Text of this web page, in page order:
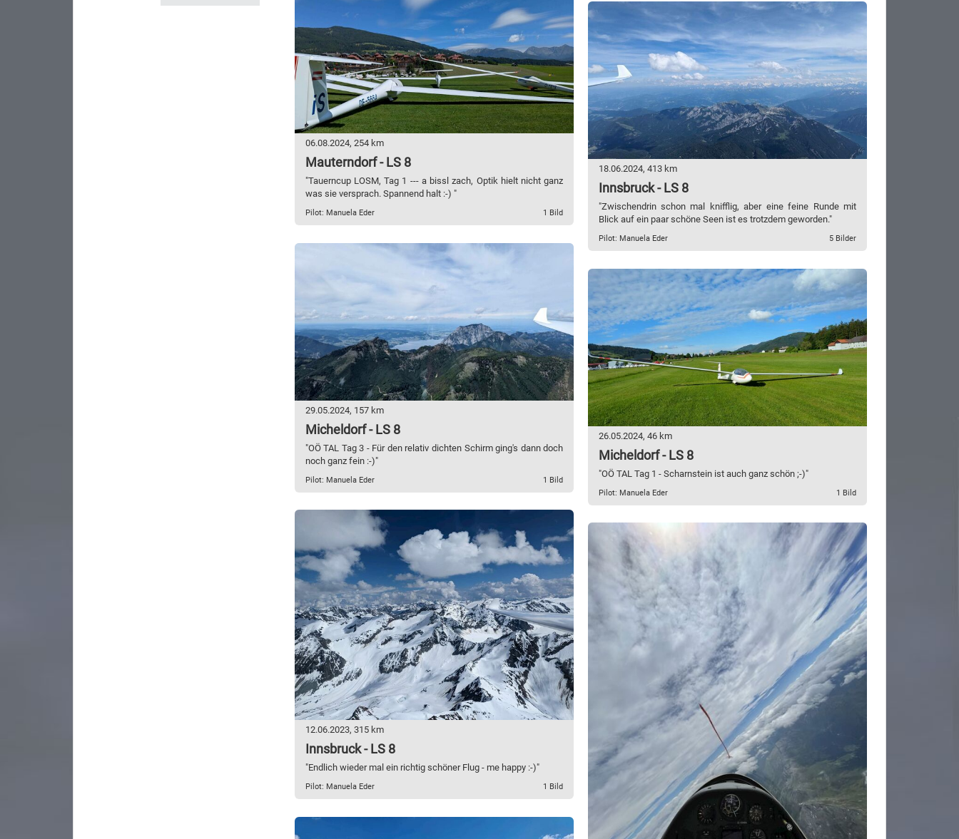
06.08.2024, 254 km
Mauterndorf - LS 8
"Tauerncup LOSM, Tag 1 --- a bissl zach, Optik hielt nicht ganz
was sie versprach. Spannend halt :-) "
Pilot: Manuela Eder 1 Bild
18.06.2024, 413 km
Innsbruck - LS 8
"Zwischendrin schon mal knifflig, aber eine feine Runde mit
Blick auf ein paar schöne Seen ist es trotzdem geworden."
Pilot: Manuela Eder 5 Bilder
29.05.2024, 157 km
Micheldorf - LS 8
"OÖ TAL Tag 3 - Für den relativ dichten Schirm ging's dann doch
noch ganz fein :-)"
Pilot: Manuela Eder 1 Bild
26.05.2024, 46 km
Micheldorf - LS 8
"OÖ TAL Tag 1 - Scharnstein ist auch ganz schön ;-)"
Pilot: Manuela Eder 1 Bild
12.06.2023, 315 km
Innsbruck - LS 8
"Endlich wieder mal ein richtig schöner Flug - me happy :-)"
Pilot: Manuela Eder 1 Bild